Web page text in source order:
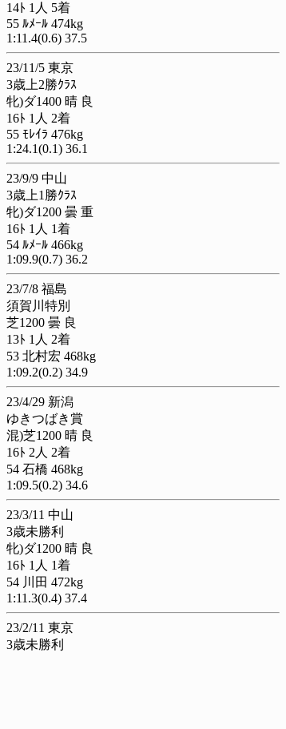
14ﾄ 1人 5着
55 ﾙﾒｰﾙ 474kg
1:11.4(0.6) 37.5
23/11/5 東京
3歳上2勝ｸﾗｽ
牝)ダ1400 晴 良
16ﾄ 1人 2着
55 ﾓﾚｲﾗ 476kg
1:24.1(0.1) 36.1
23/9/9 中山
3歳上1勝ｸﾗｽ
牝)ダ1200 曇 重
16ﾄ 1人 1着
54 ﾙﾒｰﾙ 466kg
1:09.9(0.7) 36.2
23/7/8 福島
須賀川特別
芝1200 曇 良
13ﾄ 1人 2着
53 北村宏 468kg
1:09.2(0.2) 34.9
23/4/29 新潟
ゆきつばき賞
混)芝1200 晴 良
16ﾄ 2人 2着
54 石橋 468kg
1:09.5(0.2) 34.6
23/3/11 中山
3歳未勝利
牝)ダ1200 晴 良
16ﾄ 1人 1着
54 川田 472kg
1:11.3(0.4) 37.4
23/2/11 東京
3歳未勝利